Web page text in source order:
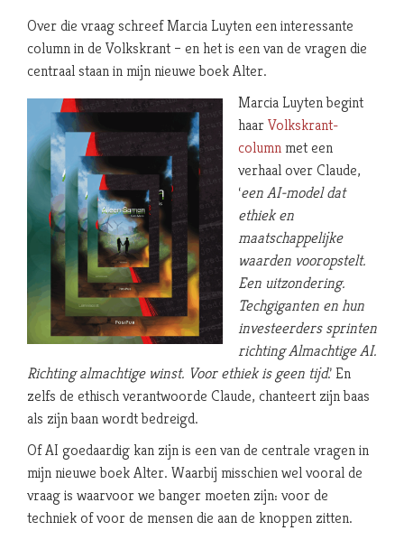
Over die vraag schreef Marcia Luyten een interessante
column in de Volkskrant – en het is een van de vragen die
centraal staan in mijn nieuwe boek Alter.
Marcia Luyten begint
haarVolkskrant-
column met een
verhaal over Claude,
‘een AI-model dat
ethiek en
maatschappelijke
waarden vooropstelt.
Een uitzondering.
Techgiganten en hun
investeerders sprinten
richting Almachtige AI.
Richting almachtige winst. Voor ethiek is geen tijd.’ En
zelfs de ethisch verantwoorde Claude, chanteert zijn baas
als zijn baan wordt bedreigd.
Of AI goedaardig kan zijn is een van de centrale vragen in
mijn nieuwe boek Alter. Waarbij misschien wel vooral de
vraag is waarvoor we banger moeten zijn: voor de
techniek of voor de mensen die aan de knoppen zitten.